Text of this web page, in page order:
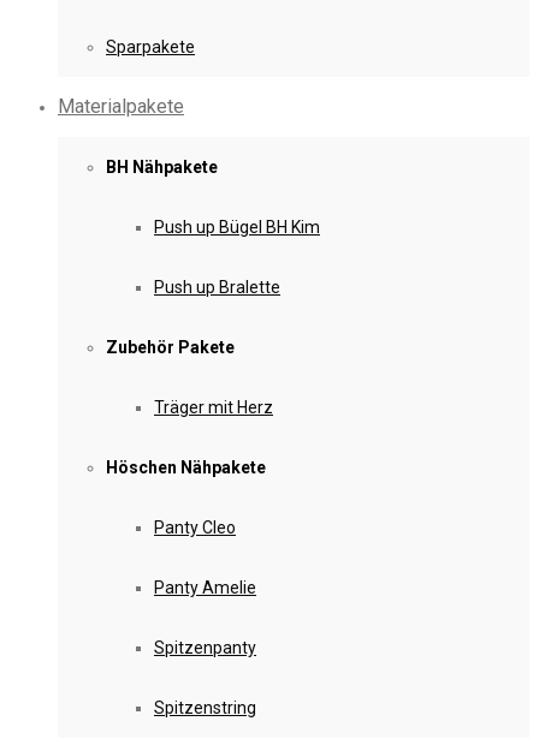
Sparpakete
Materialpakete
BH Nähpakete
Push up Bügel BH Kim
Push up Bralette
Zubehör Pakete
Träger mit Herz
Höschen Nähpakete
Panty Cleo
Panty Amelie
Spitzenpanty
Spitzenstring